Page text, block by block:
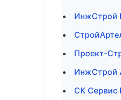
ИнжСтрой
Проект-
ИнжСтрой
СК Сервис